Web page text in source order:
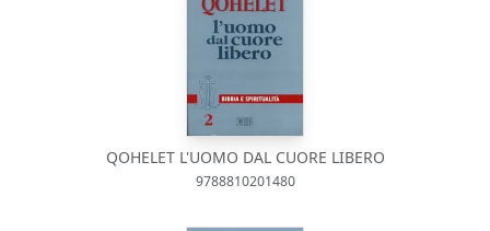
QOHELET L'UOMO DAL CUORE LIBERO
9788810201480